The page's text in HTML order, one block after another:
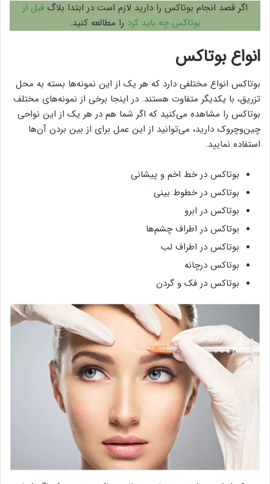
اگر قصد انجام بوتاکس را دارید لازم است در ابتدا بلاگ قبل از
بوتاکس چه باید کرد را مطالعه کنید.
انواع بوتاکس
بوتاکس انواع مختلفی دارد که هر یک از این نمونه‌ها بسته به محل
تزریق، با یکدیگر متفاوت هستند. در اینجا برخی از نمونه‌های مختلف
بوتاکس را مشاهده می‌کنید که اگر شما هم در هر یک از این نواحی
چین‌وچروک دارید، می‌توانید از این عمل برای از بین بردن آن‌ها
استفاده نمایید.
بوتاکس در خط اخم و پیشانی
بوتاکس در خطوط بینی
بوتاکس در ابرو
بوتاکس در اطراف چشم‌ها
بوتاکس در اطراف لب
بوتاکس درچانه
بوتاکس در فک و گردن